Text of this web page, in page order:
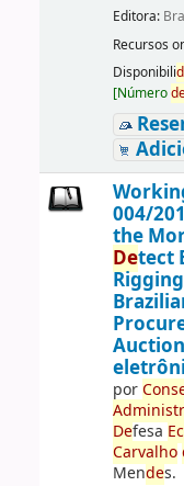
Editora:
Recursos
Disponibili
[Número
004/
the
Detect
por
Defesa
Carvalho
Mendes.